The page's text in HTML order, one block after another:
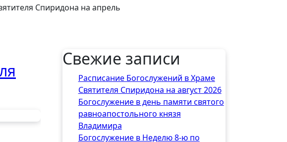
Спиридона на апрель
Свежие записи
Расписание Богослужений в Храме
Святителя Спиридона на август 2026
Богослужение в день памяти святого
равноапостольного князя
Владимира
Богослужение в Неделю 8-ю по